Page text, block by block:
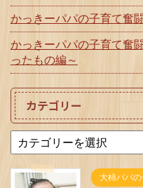
かっきーパパの子育て奮
かっきーパパの子育て奮
ったもの編～
カテゴリー
大柿パパ